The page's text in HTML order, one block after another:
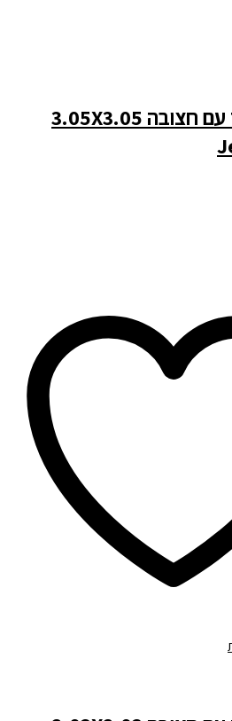
מסך הקרנה נייד עם חצובה 3.05X3.05